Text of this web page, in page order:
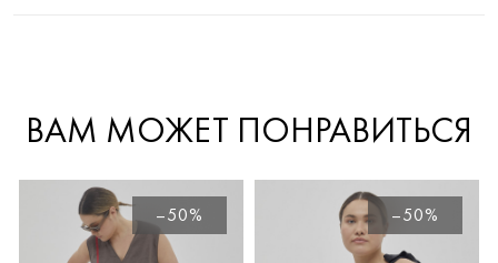
ВАМ МОЖЕТ ПОНРАВИТЬСЯ
–50% –50%